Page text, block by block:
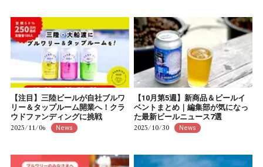
【注目】三陸ビールが自社ブルワ
リー＆タップルーム開業へ！クラ
ウドファンディングに挑戦
2025/11/06 News
【10月第5週】新商品＆ビールイ
ベントまとめ｜編集部が気になっ
た最新ビールニュース7選
2025/10/30 News